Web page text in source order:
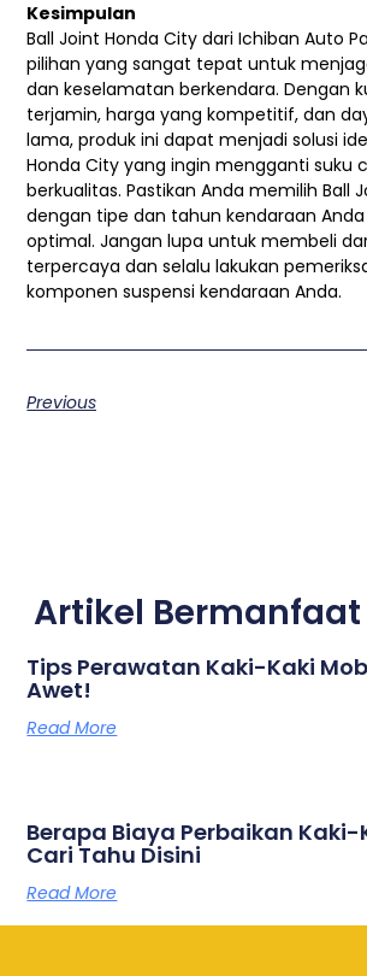
Kesimpulan
Ball Joint Honda City dari Ichiban Auto
pilihan yang sangat tepat untuk
dan keselamatan berkendara. Dengan
terjamin, harga yang kompetitif, dan
lama, produk ini dapat menjadi solusi
Honda City yang ingin mengganti suku
berkualitas. Pastikan Anda memilih Ball
dengan tipe dan tahun kendaraan
optimal. Jangan lupa untuk membeli
terpercaya dan selalu lakukan
komponen suspensi kendaraan Anda.
Previous
Artikel
Tips Perawatan Kaki-Kaki
Awet!
Read More
Berapa Biaya Perbaikan
Cari Tahu Disini
Read More